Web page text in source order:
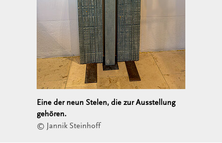
Eine der neun Stelen, die zur Ausstellung
gehören.
© Jannik Steinhoff